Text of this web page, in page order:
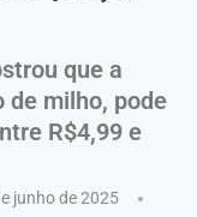
que a
de milho, pode
R$4,99 e
junho de 2025